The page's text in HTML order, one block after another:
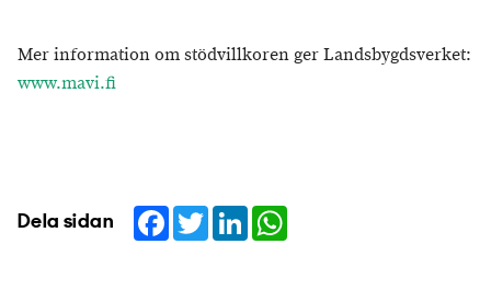
Mer information om stödvillkoren ger Landsbygdsverket:
www.mavi.fi
Dela sidan Facebook
TwitterLinkedIn